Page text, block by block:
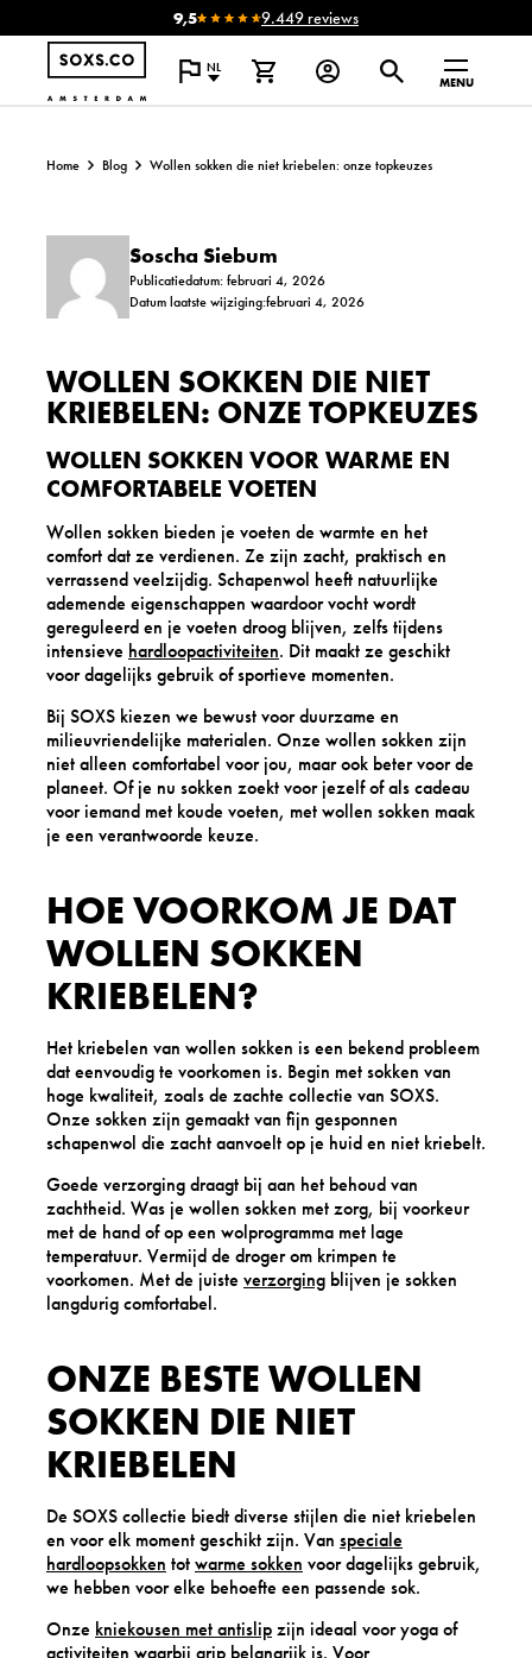
9,5 9.449 reviews
NL
MENU
Home Blog Wollen sokken die niet kriebelen: onze topkeuzes
Soscha Siebum
Publicatiedatum: februari 4, 2026
Datum laatste wijziging:februari 4, 2026
WOLLEN SOKKEN DIE NIET
KRIEBELEN: ONZE TOPKEUZES
WOLLEN SOKKEN VOOR WARME EN
COMFORTABELE VOETEN
Wollen sokken bieden je voeten de warmte en het
comfort dat ze verdienen. Ze zijn zacht, praktisch en
verrassend veelzijdig. Schapenwol heeft natuurlijke
ademende eigenschappen waardoor vocht wordt
gereguleerd en je voeten droog blijven, zelfs tijdens
intensieve hardloopactiviteiten. Dit maakt ze geschikt
voor dagelijks gebruik of sportieve momenten.
Bij SOXS kiezen we bewust voor duurzame en
milieuvriendelijke materialen. Onze wollen sokken zijn
niet alleen comfortabel voor jou, maar ook beter voor de
planeet. Of je nu sokken zoekt voor jezelf of als cadeau
voor iemand met koude voeten, met wollen sokken maak
je een verantwoorde keuze.
HOE VOORKOM JE DAT
WOLLEN SOKKEN
KRIEBELEN?
Het kriebelen van wollen sokken is een bekend probleem
dat eenvoudig te voorkomen is. Begin met sokken van
hoge kwaliteit, zoals de zachte collectie van SOXS.
Onze sokken zijn gemaakt van fijn gesponnen
schapenwol die zacht aanvoelt op je huid en niet kriebelt.
Goede verzorging draagt bij aan het behoud van
zachtheid. Was je wollen sokken met zorg, bij voorkeur
met de hand of op een wolprogramma met lage
temperatuur. Vermijd de droger om krimpen te
voorkomen. Met de juiste verzorging blijven je sokken
langdurig comfortabel.
ONZE BESTE WOLLEN
SOKKEN DIE NIET
KRIEBELEN
De SOXS collectie biedt diverse stijlen die niet kriebelen
en voor elk moment geschikt zijn. Van speciale
hardloopsokken totwarme sokken voor dagelijks gebruik,
we hebben voor elke behoefte een passende sok.
Onze kniekousen met antislipzijn ideaal voor yoga of
activiteiten waarbij grip belangrijk is. Voor